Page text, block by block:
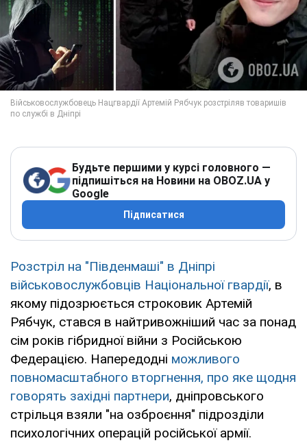
Будьте першими у курсі головного —
підпишіться на Новини на OBOZ.UA у
Google
Підписатися
Розстріл на "Південмаші" в Дніпрі
військовослужбовців Національної гвардії, в
якому підозрюється строковик Артемій
Рябчук, стався в найтривожніший час за понад
сім років гібридної війни з Російською
Федерацією. Напередодні можливого
повномасштабного вторгнення, про яке щодня
говорять західні партнери, дніпровського
стрільця взяли "на озброєння" підрозділи
психологічних операцій російської армії.